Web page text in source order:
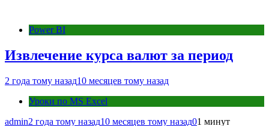
Power BI
Извлечение курса валют за период
2 года тому назад10 месяцев тому назад
Уроки по MS Excel
admin2 года тому назад10 месяцев тому назад01 минут